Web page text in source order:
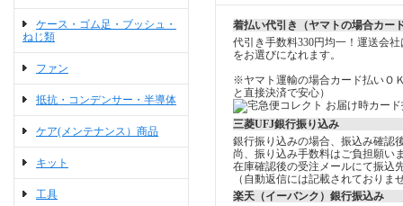
ケース・ゴム足・ブッシュ・
ねじ類
ファン
抵抗・コンデンサー・半導体
ケア(メンテナンス）商品
キット
工具
着払い代引き（ヤマトの場合カー
代引き手数料330円均一！運送会
をお選びになれます。
※ヤマト運輸の場合カード払いＯ
と直接決済で安心）
三菱UFJ銀行振り込み
銀行振り込みの場合、振込み確認
尚、振り込み手数料はご負担願い
在庫確認後の受注メールにて振込
（自動返信には記載されておりま
楽天（イーバンク）銀行振込み